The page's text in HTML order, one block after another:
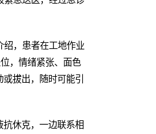
绍，患者在工地作业
，情绪紧张、面色
拔出，随时可能引
休克，一边联系相